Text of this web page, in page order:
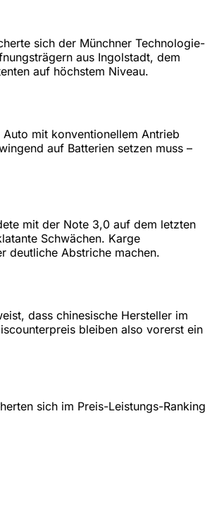
sich der Münchner Technologie-
aus Ingolstadt, dem
auf höchstem Niveau.
mit konventionellem Antrieb
auf Batterien setzen muss –
mit der Note 3,0 auf dem letzten
Schwächen. Karge
deutliche Abstriche machen.
dass chinesische Hersteller im
bleiben also vorerst ein
sich im Preis-Leistungs-Ranking